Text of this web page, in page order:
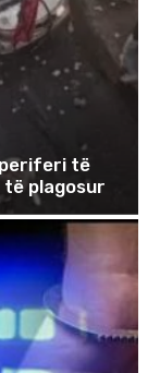
periferi të
të plagosur